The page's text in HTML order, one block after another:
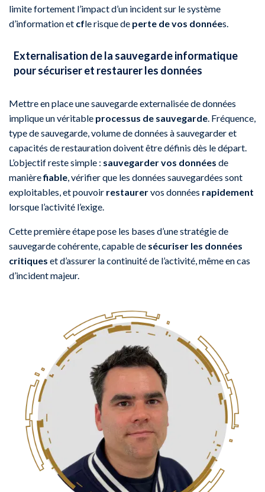
limite fortement l’impact d’un incident sur le système
d’information et cfle risque de perte de vos données.
Externalisation de la sauvegarde informatique
pour sécuriser et restaurer les données
Mettre en place une sauvegarde externalisée de données
implique un véritable processus de sauvegarde . Fréquence,
type de sauvegarde, volume de données à sauvegarder et
capacités de restauration doivent être définis dès le départ.
L’objectif reste simple : sauvegarder vos données de
manièrefiable , vérifier que les données sauvegardées sont
exploitables, et pouvoir restaurervos données rapidement
lorsque l’activité l’exige.
Cette première étape pose les bases d’une stratégie de
sauvegarde cohérente, capable de sécuriser les données
critiques et d’assurer la continuité de l’activité, même en cas
d’incident majeur.